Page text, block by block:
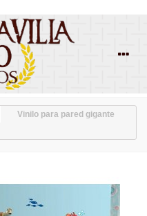
Vinilo para pared gigante